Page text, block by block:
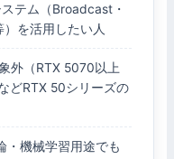
テム（Broadcast・
を活用したい人
外（RTX 5070以上
どRTX 50シリーズの
・機械学習用途でも